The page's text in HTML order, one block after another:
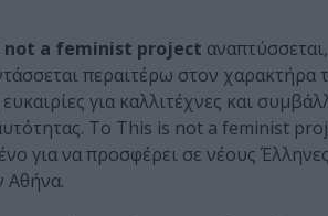
not a feminist project
περαιτέρω στον
ευκαιρίες για καλλιτέχνες και
Το This is not a feminist
για να προσφέρει σε νέους
Αθήνα.